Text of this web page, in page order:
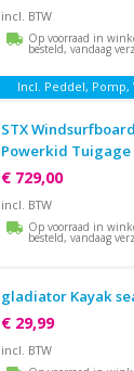
incl. BTW
Op voorraad in
besteld, vandaag
Incl. Peddel, Pomp,
STX
Powerkid Tuigage
€ 729,00
incl. BTW
Op voorraad in
besteld, vandaag
gladiator Kayak
€ 29,99
incl. BTW